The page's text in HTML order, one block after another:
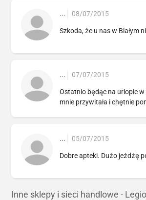
... 08/07/2015
Szkoda, że u nas w Białym
... 07/07/2015
Ostatnio będąc na urlopie w
mnie przywitała i chętnie
... 05/07/2015
Dobre apteki. Dużo jeżdżę
Inne sklepy i sieci handlowe -